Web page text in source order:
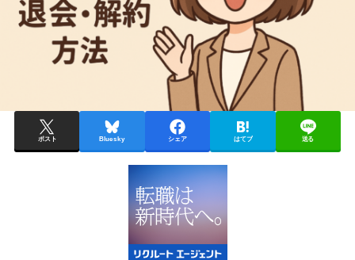
ポスト Bluesky シェア はてブ 送る